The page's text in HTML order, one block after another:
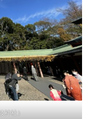
神社）